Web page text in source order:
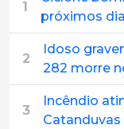
1
próximos
2
Idoso
282 morre
3
Incêndio
Catanduvas